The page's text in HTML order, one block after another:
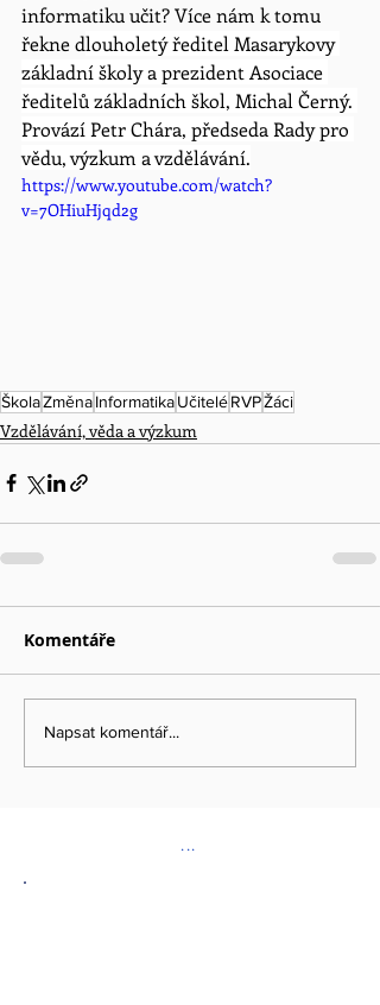
informatiku učit? Více nám k tomu
řekne dlouholetý ředitel Masarykovy
základní školy a prezident Asociace
ředitelů základních škol, Michal Černý.
Provází Petr Chára, předseda Rady pro
vědu, výzkum a vzdělávání.
https://www.youtube.com/watch?
v=7OHiuHjqd2g
ŠkolaZměnaInformatikaUčiteléRVPŽáci
Vzdělávání, věda a výzkum
Komentáře
Napsat komentář...
...